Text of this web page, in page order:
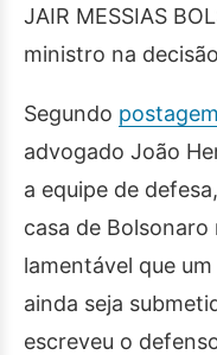
JAIR MESSIAS
ministro na
Segundo
advogado João
a equipe de
casa de Bolsonaro
lamentável que
ainda seja
escreveu o